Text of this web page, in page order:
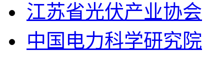
江苏省光伏产业协会
中国电力科学研究院